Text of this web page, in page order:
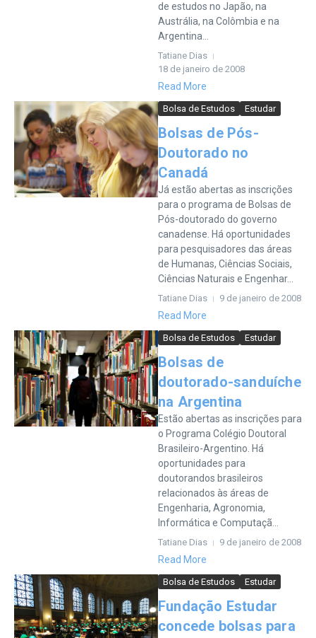
de estudos no Japão, na
Austrália, na Colômbia e na
Argentina...
Tatiane Dias
18 de janeiro de 2008
Read More
Bolsa de Estudos Estudar
Bolsas de Pós-
Doutorado no
Canadá
Já estão abertas as inscrições
para o programa de Bolsas de
Pós-doutorado do governo
canadense. Há oportunidades
para pesquisadores das áreas
de Humanas, Ciências Sociais,
Ciências Naturais e Engenhar...
Tatiane Dias 9 de janeiro de 2008
Read More
Bolsa de Estudos Estudar
Bolsas de
doutorado-sanduíche
na Argentina
Estão abertas as inscrições para
o Programa Colégio Doutoral
Brasileiro-Argentino. Há
oportunidades para
doutorandos brasileiros
relacionados às áreas de
Engenharia, Agronomia,
Informática e Computaçã...
Tatiane Dias 9 de janeiro de 2008
Read More
Bolsa de Estudos Estudar
Fundação Estudar
concede bolsas para